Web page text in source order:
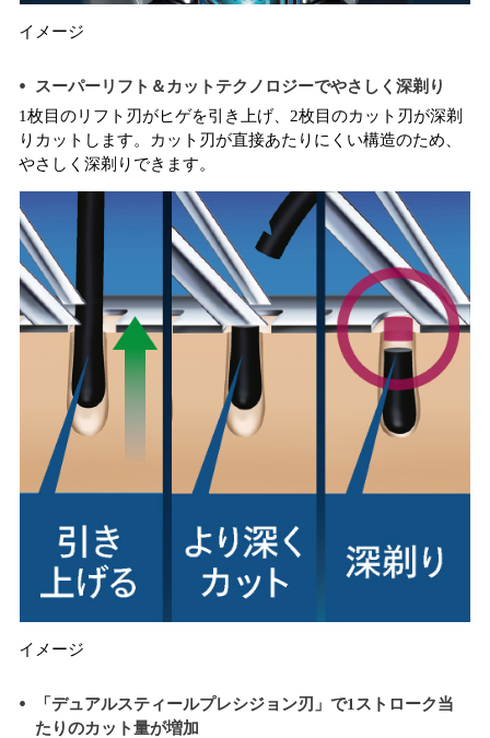
イメージ
スーパーリフト＆カットテクノロジーでやさしく深剃り
1枚目のリフト刃がヒゲを引き上げ、2枚目のカット刃が深剃
りカットします。カット刃が直接あたりにくい構造のため、
やさしく深剃りできます。
イメージ
「デュアルスティールプレシジョン刃」で1ストローク当
たりのカット量が増加